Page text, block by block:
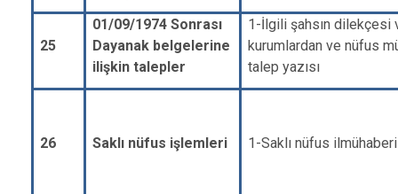
25
01/09/1974 Sonrası
Dayanak belgelerine
ilişkin talepler
1-İlgili şahsın dilekçesi
kurumlardan ve nüfus
talep yazısı
26 Saklı nüfus işlemleri 1-Saklı nüfus